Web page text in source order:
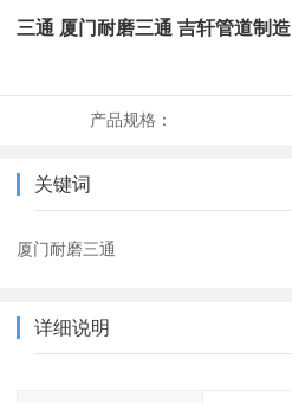
三通 厦门耐磨三通 吉轩管道制造
产品规格：
关键词
厦门耐磨三通
详细说明